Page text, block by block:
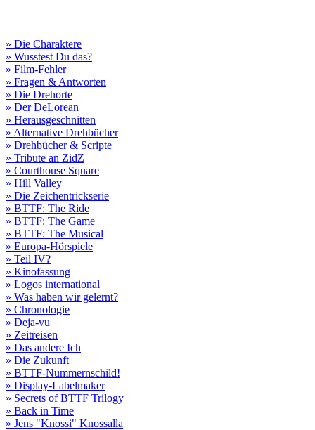
» Die Charaktere
» Wusstest Du das?
» Film-Fehler
» Fragen & Antworten
» Die Drehorte
» Der DeLorean
» Herausgeschnitten
» Alternative Drehbücher
» Drehbücher & Scripte
» Tribute an ZidZ
» Courthouse Square
» Hill Valley
» Die Zeichentrickserie
» BTTF: The Ride
» BTTF: The Game
» BTTF: The Musical
» Europa-Hörspiele
» Teil IV?
» Kinofassung
» Logos international
» Was haben wir gelernt?
» Chronologie
» Deja-vu
» Zeitreisen
» Das andere Ich
» Die Zukunft
» BTTF-Nummernschild!
» Display-Labelmaker
» Secrets of BTTF Trilogy
» Back in Time
» Jens "Knossi" Knossalla